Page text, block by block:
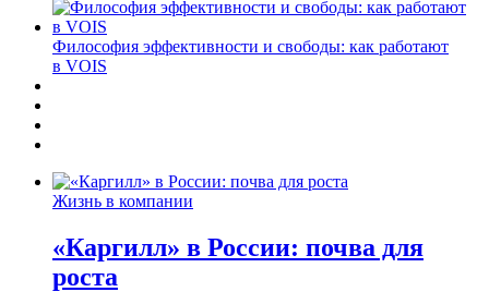
Философия эффективности и свободы: как работают
в VOIS
Жизнь в компании
«Каргилл» в России: почва для
роста